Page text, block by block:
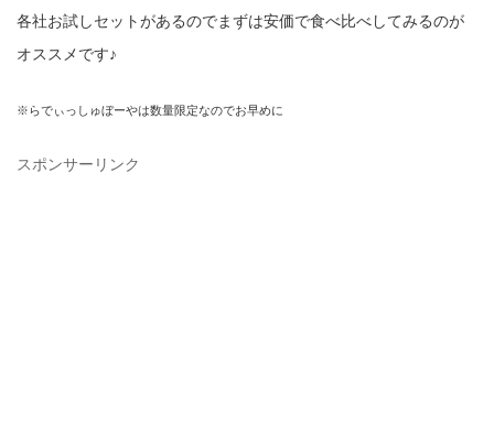
各社お試しセットがあるのでまずは安価で食べ比べしてみるのが
オススメです♪
※らでぃっしゅぼーやは数量限定なのでお早めに
スポンサーリンク